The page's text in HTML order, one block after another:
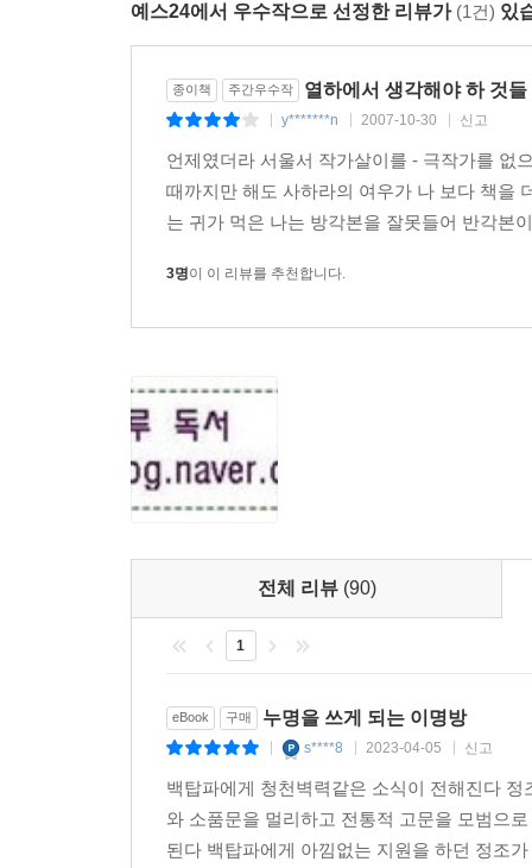
친딸처럼 아끼는 여인 명은주, 역관 조명수, 걸승
‘열하광’의 마지막 모임이 있던 어느 날 의문의
무리를 적발해 내라는 밀명을 받는다. 정조의 밀
며칠 전 걸승 덕천이 자신의 표창에 찔려 살해
졸지에 의금부에 쫓기는 신세가 된 이명방은 감
독살당한 시체로 발견되고 이명방은 꼼짝없이
나타난다.
이명방 - ‘백탑파’ 연작의 주인공. 왕실의 종친이
김진 - 이명방의 친구이자 꽃 미치광이. 금강산으
조명수 - 송도의 이름난 역관 집안 출신. ‘열하광’
홍인태 - 책 욕심이 많은 장사꾼. ‘억권루’라는 별
덕천 - 수수께끼의 걸승.
명은주 - 이덕무가 친딸처럼 아끼는 여인. ‘열하광’
이옥 - 응제문을 소품체로 써서 정조로부터 정
북한산에서 보았다고 증언한다.
예스24에서 우수작으로 선정한 리뷰가 (1건) 있
종이책 주간우수작 열하에서 생각해야 하 것들
y*******n 2007-10-30 신고
언제였더라 서울서 작가살이를 - 극작가를 없
때까지만 해도 사하라의 여우가 나 보다 책을
는 귀가 먹은 나는 방각본을 잘못들어 반각본
3명이 이 리뷰를 추천합니다.
전체 리뷰 (90)
1
eBook 구매 누명을 쓰게 되는 이명방
s****8 2023-04-05 신고
백탑파에게 청천벽력같은 소식이 전해진다
와 소품문을 멀리하고 전통적 고문을 모범으
된다 백탑파에게 아낌없는 지원을 하던 정조